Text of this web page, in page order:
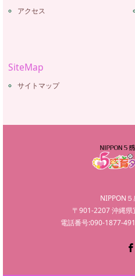
アクセス
SiteMap
サイトマップ
NIPPON
〒901-2207 沖縄
電話番号:090-1877-